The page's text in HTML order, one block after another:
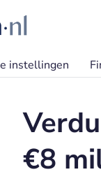
instellingen
€8